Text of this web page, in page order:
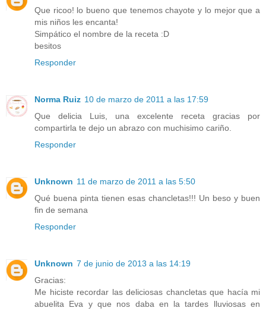
Que ricoo! lo bueno que tenemos chayote y lo mejor que a
mis niños les encanta!
Simpático el nombre de la receta :D
besitos
Responder
Norma Ruiz 10 de marzo de 2011 a las 17:59
Que delicia Luis, una excelente receta gracias por
compartirla te dejo un abrazo con muchisimo cariño.
Responder
Unknown 11 de marzo de 2011 a las 5:50
Qué buena pinta tienen esas chancletas!!! Un beso y buen
fin de semana
Responder
Unknown 7 de junio de 2013 a las 14:19
Gracias:
Me hiciste recordar las deliciosas chancletas que hacía mi
abuelita Eva y que nos daba en la tardes lluviosas en